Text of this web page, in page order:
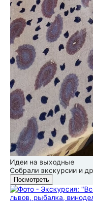
Идеи на выходные
Собрали экскурсии и
Посмотреть